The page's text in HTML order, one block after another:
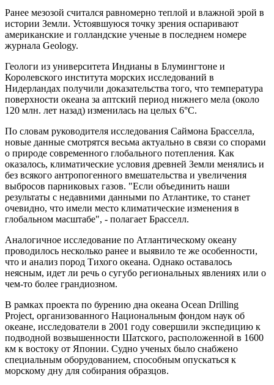
Ранее мезозой считался равномерно теплой и влажной эрой в
истории Земли. Устоявшуюся точку зрения оспаривают
американские и голландские ученые в последнем номере
журнала Geology.
Геологи из университета Индианы в Блумингтоне и
Королевского института морских исследований в
Нидерландах получили доказательства того, что температура
поверхности океана за аптский период нижнего мела (около
120 млн. лет назад) изменилась на целых 6°C.
По словам руководителя исследования Саймона Брасселла,
новые данные смотрятся весьма актуально в связи со спорами
о природе современного глобального потепления. Как
оказалось, климатические условия древней Земли менялись и
без всякого антропогенного вмешательства и увеличения
выбросов парниковых газов. "Если объединить наши
результаты с недавними данными по Атлантике, то станет
очевидно, что имели место климатические изменения в
глобальном масштабе", - полагает Брасселл.
Аналогичное исследование по Атлантическому океану
проводилось несколько ранее и выявило те же особенности,
что и анализ пород Тихого океана. Однако оставалось
неясным, идет ли речь о сугубо региональных явлениях или о
чем-то более грандиозном.
В рамках проекта по бурению дна океана Ocean Drilling
Project, организованного Национальным фондом наук об
океане, исследователи в 2001 году совершили экспедицию к
подводной возвышенности Шатского, расположенной в 1600
км к востоку от Японии. Судно ученых было снабжено
специальным оборудованием, способным опускаться к
морскому дну для собирания образцов.